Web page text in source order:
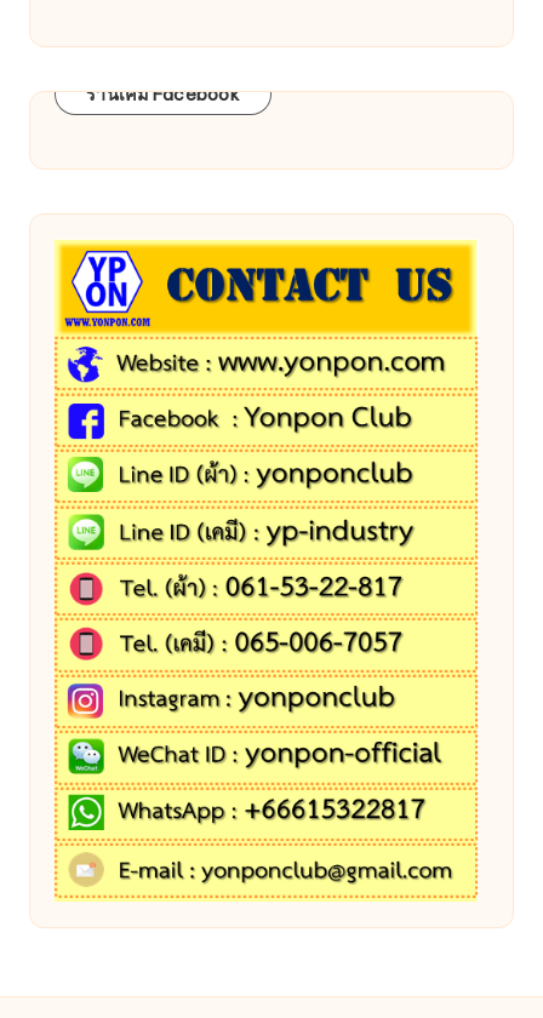
ร้านเคมี Facebook